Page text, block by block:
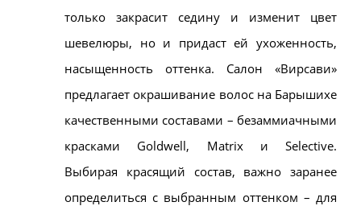
только закрасит седину и изменит цвет
шевелюры, но и придаст ей ухоженность,
насыщенность оттенка. Салон «Вирсави»
предлагает окрашивание волос на Барышихе
качественными составами – безаммиачными
красками Goldwell, Matrix и Selective.
Выбирая красящий состав, важно заранее
определиться с выбранным оттенком – для